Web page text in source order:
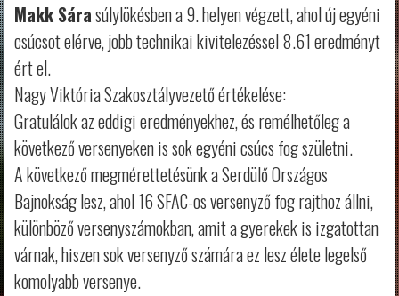
Makk Sárasúlylökésben a 9. helyen végzett, ahol új egyéni
csúcsot elérve, jobb technikai kivitelezéssel 8.61 eredményt
ért el.
Nagy Viktória Szakosztályvezető értékelése:
Gratulálok az eddigi eredményekhez, és remélhetőleg a
következő versenyeken is sok egyéni csúcs fog születni.
A következő megmérettetésünk a Serdülő Országos
Bajnokság lesz, ahol 16 SFAC-os versenyző fog rajthoz állni,
különböző versenyszámokban, amit a gyerekek is izgatottan
várnak, hiszen sok versenyző számára ez lesz élete legelső
komolyabb versenye.